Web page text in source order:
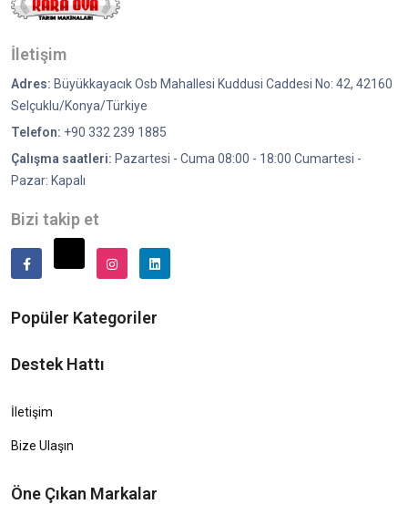
İletişim
Adres: Büyükkayacık Osb Mahallesi Kuddusi Caddesi No: 42, 42160
Selçuklu/Konya/Türkiye
Telefon: +90 332 239 1885
Çalışma saatleri: Pazartesi - Cuma 08:00 - 18:00 Cumartesi -
Pazar: Kapalı
Bizi takip et
Popüler Kategoriler
Destek Hattı
İletişim
Bize Ulaşın
Öne Çıkan Markalar